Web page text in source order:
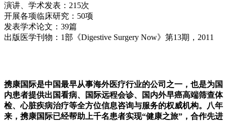
演讲、学术发表：215次
开展各项临床研究：50项
发表学术论文：39篇
出版医学刊物：1部《Digestive Surgery Now》第13期，2011
携康国际是中国最早从事海外医疗行业的公司之一，也是为国
内患者提供出国看病、国际远程会诊、国内外早癌高端筛查体
检、心脏疾病治疗等全方位信息咨询与服务的权威机构。八年
来，携康国际已经帮助上千名患者实现“健康之旅”，合作先进